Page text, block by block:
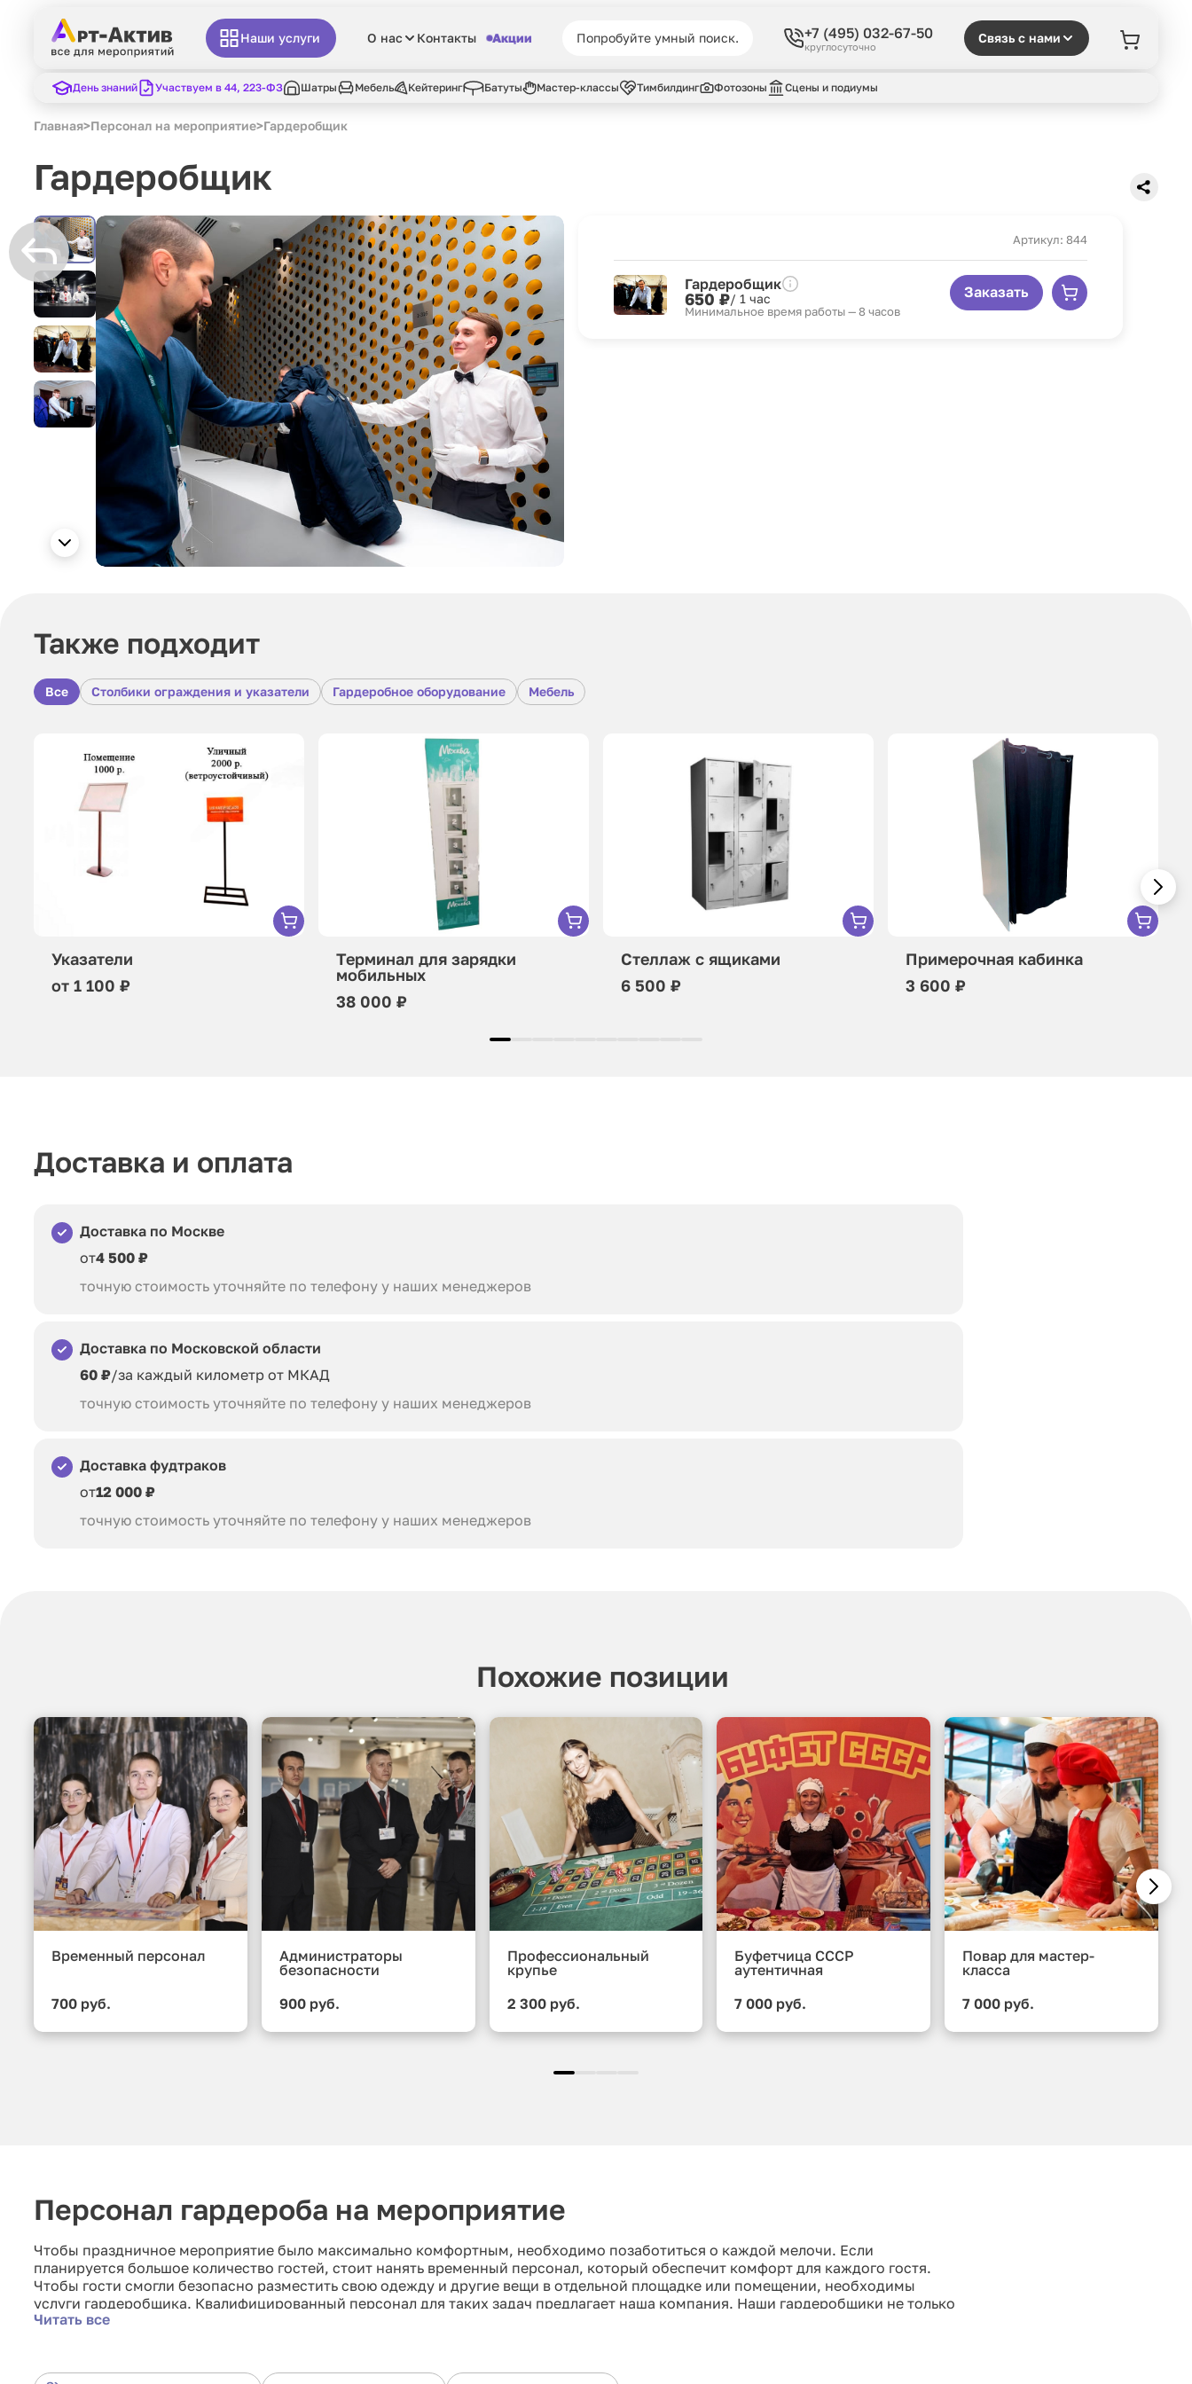
Наши услуги О нас Контакты Акции +7 (495) 032-67-50
круглосуточно
Связь с нами
День знаний Участвуем в 44, 223-ФЗ Шатры Мебель Кейтеринг Батуты Мастер-классы Тимбилдинг Фотозоны Сцены и подиумы
Главная>Персонал на мероприятие>Гардеробщик
Гардеробщик
Артикул: 844
Гардеробщик
650 ₽/ 1 час
Минимальное время работы — 8 часов
Заказать
Также подходит
Все Столбики ограждения и указатели Гардеробное оборудование Мебель
Указатели
от 1 100 ₽
Терминал для зарядки
мобильных
38 000 ₽
Стеллаж с ящиками
6 500 ₽
Примерочная кабинка
3 600 ₽
Доставка и оплата
Доставка по Москве
от4 500 ₽
точную стоимость уточняйте по телефону у наших менеджеров
Доставка по Московской области
60 ₽/за каждый километр от МКАД
точную стоимость уточняйте по телефону у наших менеджеров
Доставка фудтраков
от12 000 ₽
точную стоимость уточняйте по телефону у наших менеджеров
Похожие позиции
Временный персонал
700 руб.
Администраторы
безопасности
900 руб.
Профессиональный
крупье
2 300 руб.
Буфетчица СССР
аутентичная
7 000 руб.
Повар для мастер-
класса
7 000 руб.
Персонал гардероба на мероприятие
Чтобы праздничное мероприятие было максимально комфортным, необходимо позаботиться о каждой мелочи. Если
планируется большое количество гостей, стоит нанять временный персонал, который обеспечит комфорт для каждого гостя.
Чтобы гости смогли безопасно разместить свою одежду и другие вещи в отдельной площадке или помещении, необходимы
услуги гардеробщика. Квалифицированный персонал для таких задач предлагает наша компания. Наши гардеробщики не только
обеспечат безопасность вещей, но и приятно встретят каждого гостя, что положительно повлияет на их настроение. Возможна
Читать все